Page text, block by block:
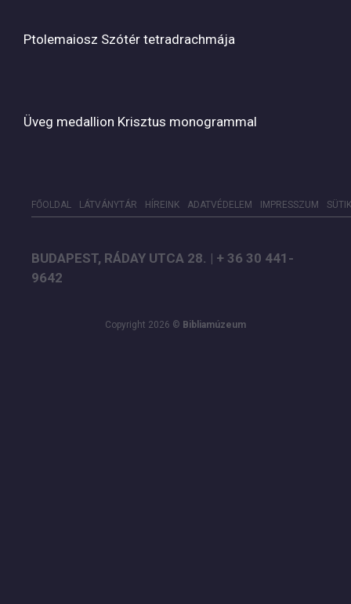
Ptolemaiosz Szótér tetradrachmája
Üveg medallion Krisztus monogrammal
FŐOLDAL LÁTVÁNYTÁR HÍREINK ADATVÉDELEM IMPRESSZUM
BUDAPEST, RÁDAY UTCA 28. | + 36 30 441-
9642
Copyright 2026 © Bibliamúzeum